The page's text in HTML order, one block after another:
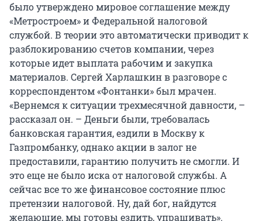
было утверждено мировое соглашение между
«Метростроем» и Федеральной налоговой
службой. В теории это автоматически приводит к
разблокированию счетов компании, через
которые идет выплата рабочим и закупка
материалов. Сергей Харлашкин в разговоре с
корреспондентом «Фонтанки» был мрачен.
«Вернемся к ситуации трехмесячной давности, –
рассказал он. – Деньги были, требовалась
банковская гарантия, ездили в Москву к
Газпромбанку, однако акции в залог не
предоставили, гарантию получить не смогли. И
это еще не было иска от налоговой службы. А
сейчас все то же финансовое состояние плюс
претензии налоговой. Ну, дай бог, найдутся
желающие, мы готовы ездить, упрашивать».